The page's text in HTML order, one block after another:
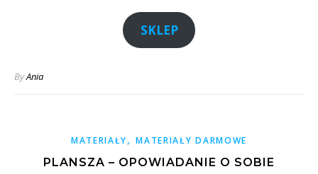
SKLEP
ByAnia
MATERIAŁY,MATERIAŁY DARMOWE
PLANSZA – OPOWIADANIE O SOBIE